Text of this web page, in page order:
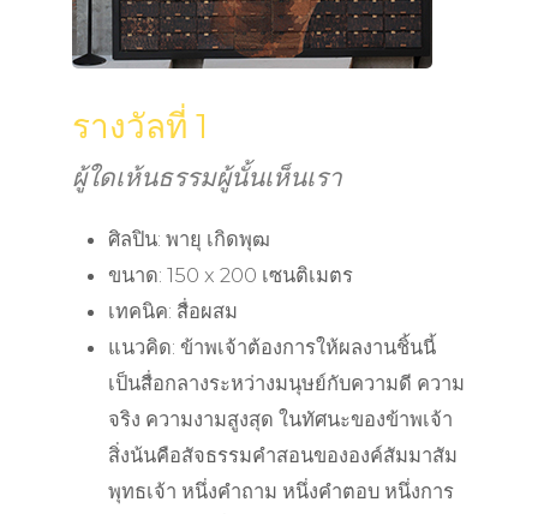
รางวัลที่ 1
ผู้ใดเห้นธรรมผู้นั้นเห็นเรา
ศิลปิน: พายุ เกิดพุฒ
ขนาด: 150 x 200 เซนติเมตร
เทคนิค: สื่อผสม
แนวคิด: ข้าพเจ้าต้องการให้ผลงานชิ้นนี้
เป็นสื่อกลางระหว่างมนุษย์กับความดี ความ
จริง ความงามสูงสุด ในทัศนะของข้าพเจ้า
สิ่งน้นคือสัจธรรมคำสอนขององค์สัมมาสัม
พุทธเจ้า หนึ่งคำถาม หนึ่งคำตอบ หนึ่งการ